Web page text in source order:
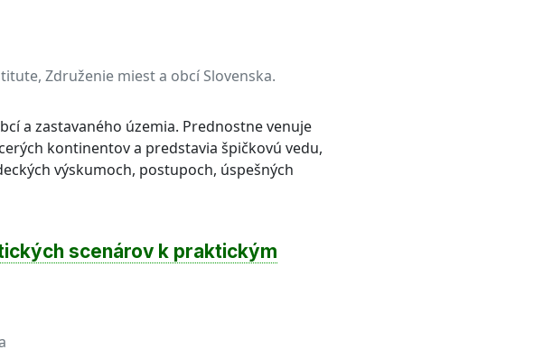
Združenie miest a obcí Slovenska.
a zastavaného územia. Prednostne venuje
kontinentov a predstavia špičkovú vedu,
výskumoch, postupoch, úspešných
scenárov k praktickým